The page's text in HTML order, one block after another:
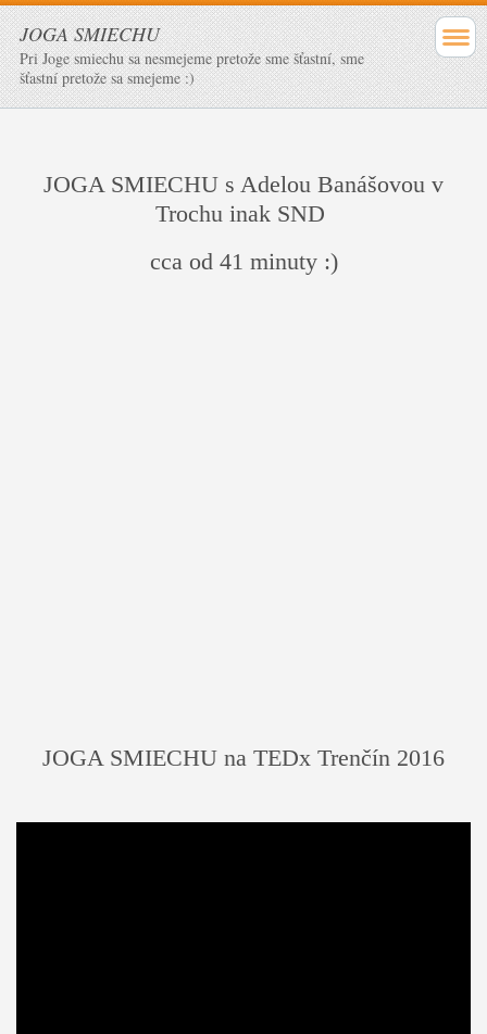
JOGA SMIECHU
Pri Joge smiechu sa nesmejeme pretože sme šťastní, sme
šťastní pretože sa smejeme :)
JOGA SMIECHU s Adelou Banášovou v
Trochu inak SND
cca od 41 minuty :)
JOGA SMIECHU na TEDx Trenčín 2016